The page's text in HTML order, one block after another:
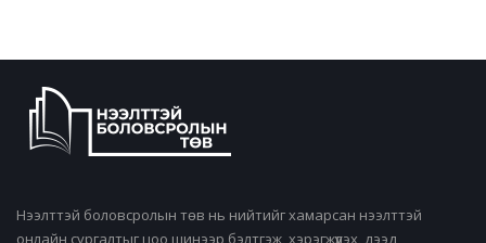
Нээлттэй боловсролын төв нь нийтийг хамарсан нээлттэй
онлайн сургалтыг цоо шинээр бэлтгэж, хэрэгжүүлэх, дээд